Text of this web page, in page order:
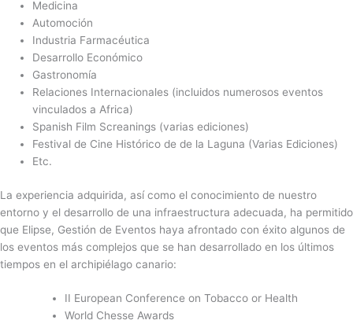
Medicina
Automoción
Industria Farmacéutica
Desarrollo Económico
Gastronomía
Relaciones Internacionales (incluidos numerosos eventos
vinculados a Africa)
Spanish Film Screanings (varias ediciones)
Festival de Cine Histórico de de la Laguna (Varias Ediciones)
Etc.
La experiencia adquirida, así como el conocimiento de nuestro
entorno y el desarrollo de una infraestructura adecuada, ha permitido
que Elipse, Gestión de Eventos haya afrontado con éxito algunos de
los eventos más complejos que se han desarrollado en los últimos
tiempos en el archipiélago canario:
II European Conference on Tobacco or Health
World Chesse Awards